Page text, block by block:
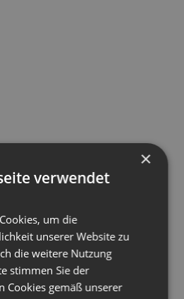
×
verwendet
um die
unserer Website zu
die weitere Nutzung
stimmen Sie der
Cookies gemäß unserer